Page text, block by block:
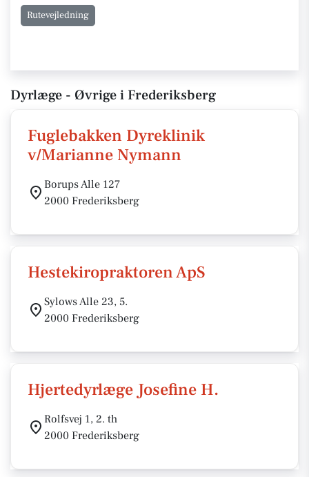
Rutevejledning
Dyrlæge - Øvrige i Frederiksberg
Fuglebakken Dyreklinik
v/Marianne Nymann
Borups Alle 127
2000 Frederiksberg
Hestekiropraktoren ApS
Sylows Alle 23, 5.
2000 Frederiksberg
Hjertedyrlæge Josefine H.
Rolfsvej 1, 2. th
2000 Frederiksberg